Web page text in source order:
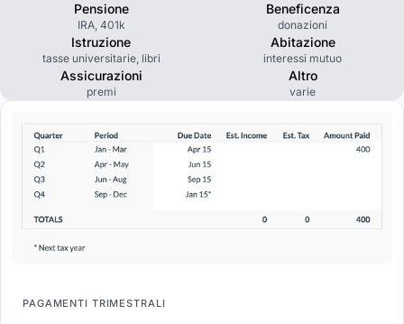
Pensione
IRA, 401k
Beneficenza
donazioni
Istruzione
tasse universitarie, libri
Abitazione
interessi mutuo
Assicurazioni
premi
Altro
varie
PAGAMENTI TRIMESTRALI